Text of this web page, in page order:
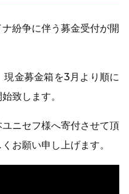
紛争に伴う募金受付が開
現金募金箱を3月より順に
致します。
ニセフ様へ寄付させて頂
お願い申し上げます。